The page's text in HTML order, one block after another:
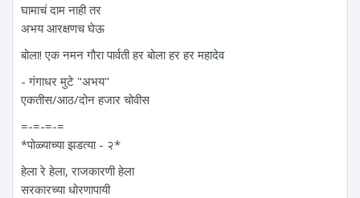
घामाचं दाम नाही तर
अभय आरक्षणच घेऊ
बोला! एक नमन‌ गौरा पार्वती हर बोला हर हर महादेव
- गंगाधर मुटे "अभय"
एकतीस/आठ/दोन हजार चोवीस
=-=-=-=
*पोळ्याच्या झडत्या - २*
हेला रे हेला, राजकारणी हेला
सरकारच्या धोरणापायी